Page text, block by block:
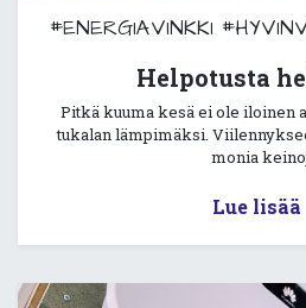
#ENERGIAVINKKI
Helpotusta
Pitkä kuuma kesä ei ole iloinen
tukalan lämpimäksi.
monia
Lue lisää